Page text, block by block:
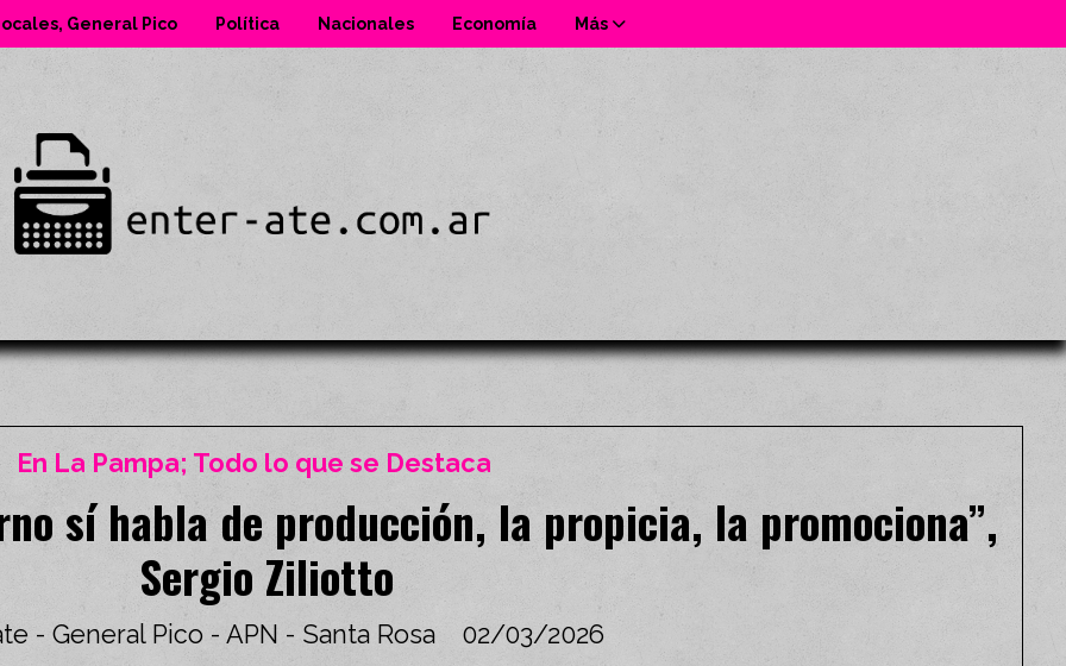
General Pico Política Nacionales Economía Más
sí habla de producción, la propicia, la promociona”,
Sergio Ziliotto
En La Pampa; Todo lo que se Destaca
02/03/2026
- General Pico - APN - Santa Rosa